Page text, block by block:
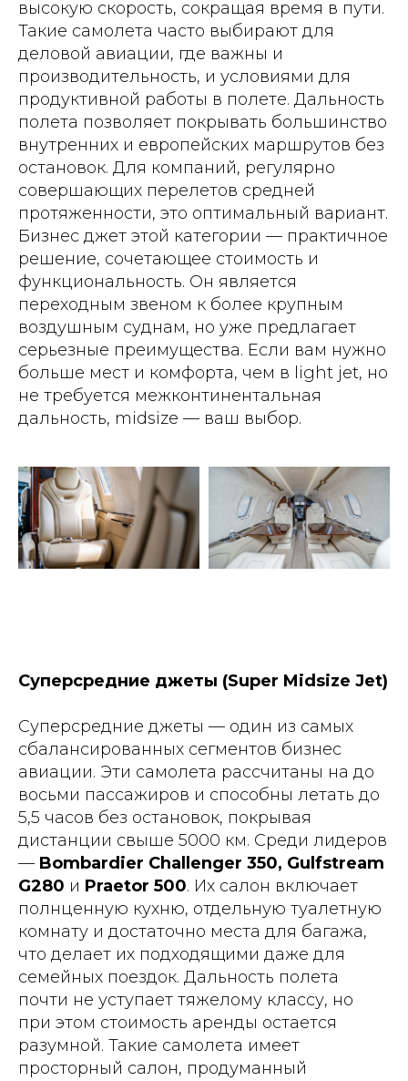
высокую скорость, сокращая время в пути.
Такие самолета часто выбирают для
деловой авиации, где важны и
производительность, и условиями для
продуктивной работы в полете. Дальность
полета позволяет покрывать большинство
внутренних и европейских маршрутов без
остановок. Для компаний, регулярно
совершающих перелетов средней
протяженности, это оптимальный вариант.
Бизнес джет этой категории — практичное
решение, сочетающее стоимость и
функциональность. Он является
переходным звеном к более крупным
воздушным суднам, но уже предлагает
серьезные преимущества. Если вам нужно
больше мест и комфорта, чем в light jet, но
не требуется межконтинентальная
дальность, midsize — ваш выбор.
Суперсредние джеты (Super Midsize Jet)
Суперсредние джеты — один из самых
сбалансированных сегментов бизнес
авиации. Эти самолета рассчитаны на до
восьми пассажиров и способны летать до
5,5 часов без остановок, покрывая
дистанции свыше 5000 км. Среди лидеров
— Bombardier Challenger 350, Gulfstream
G280 и Praetor 500. Их салон включает
полнценную кухню, отдельную туалетную
комнату и достаточно места для багажа,
что делает их подходящими даже для
семейных поездок. Дальность полета
почти не уступает тяжелому классу, но
при этом стоимость аренды остается
разумной. Такие самолета имеет
просторный салон, продуманный